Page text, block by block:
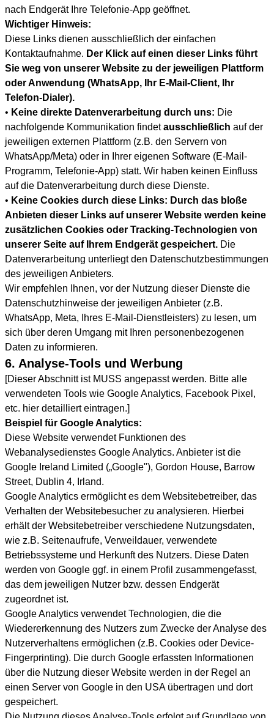
nach Endgerät Ihre Telefonie-App geöffnet.
Wichtiger Hinweis:
Diese Links dienen ausschließlich der einfachen
Kontaktaufnahme. Der Klick auf einen dieser Links führt
Sie weg von unserer Website zu der jeweiligen Plattform
oder Anwendung (WhatsApp, Ihr E-Mail-Client, Ihr
Telefon-Dialer).
• Keine direkte Datenverarbeitung durch uns: Die
nachfolgende Kommunikation findetausschließlich auf der
jeweiligen externen Plattform (z.B. den Servern von
WhatsApp/Meta) oder in Ihrer eigenen Software (E-Mail-
Programm, Telefonie-App) statt. Wir haben keinen Einfluss
auf die Datenverarbeitung durch diese Dienste.
• Keine Cookies durch diese Links: Durch das bloße
Anbieten dieser Links auf unserer Website werden keine
zusätzlichen Cookies oder Tracking-Technologien von
unserer Seite auf Ihrem Endgerät gespeichert. Die
Datenverarbeitung unterliegt den Datenschutzbestimmungen
des jeweiligen Anbieters.
Wir empfehlen Ihnen, vor der Nutzung dieser Dienste die
Datenschutzhinweise der jeweiligen Anbieter (z.B.
WhatsApp, Meta, Ihres E-Mail-Dienstleisters) zu lesen, um
sich über deren Umgang mit Ihren personenbezogenen
Daten zu informieren.
6. Analyse-Tools und Werbung
[Dieser Abschnitt ist MUSS angepasst werden. Bitte alle
verwendeten Tools wie Google Analytics, Facebook Pixel,
etc. hier detailliert eintragen.]
Beispiel für Google Analytics:
Diese Website verwendet Funktionen des
Webanalysedienstes Google Analytics. Anbieter ist die
Google Ireland Limited („Google"), Gordon House, Barrow
Street, Dublin 4, Irland.
Google Analytics ermöglicht es dem Websitebetreiber, das
Verhalten der Websitebesucher zu analysieren. Hierbei
erhält der Websitebetreiber verschiedene Nutzungsdaten,
wie z.B. Seitenaufrufe, Verweildauer, verwendete
Betriebssysteme und Herkunft des Nutzers. Diese Daten
werden von Google ggf. in einem Profil zusammengefasst,
das dem jeweiligen Nutzer bzw. dessen Endgerät
zugeordnet ist.
Google Analytics verwendet Technologien, die die
Wiedererkennung des Nutzers zum Zwecke der Analyse des
Nutzerverhaltens ermöglichen (z.B. Cookies oder Device-
Fingerprinting). Die durch Google erfassten Informationen
über die Nutzung dieser Website werden in der Regel an
einen Server von Google in den USA übertragen und dort
gespeichert.